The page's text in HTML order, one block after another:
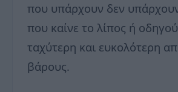
που υπάρχουν δεν
που καίνε το λίπος ή
ταχύτερη και ευκολότερη
βάρους.